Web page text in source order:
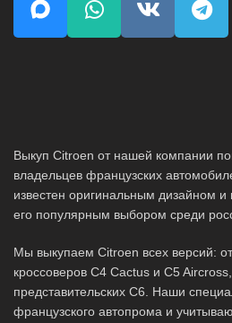
Выкуп Citroen от нашей компании
владельцев французских
известен оригинальным дизайном
его популярным выбором среди
Мы выкупаем Citroen всех версий:
кроссоверов C4 Cactus и C5
представительских C6. Наши
французского автопрома и